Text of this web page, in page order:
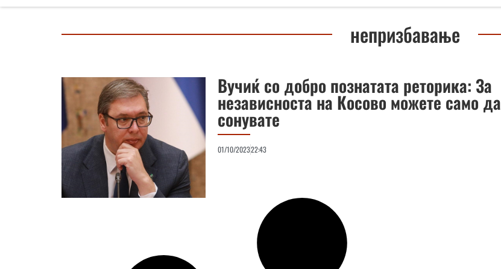
непризбавање
Вучиќ со добро познатата реторика: За
независноста на Косово можете само да
сонувате
01/10/202322:43